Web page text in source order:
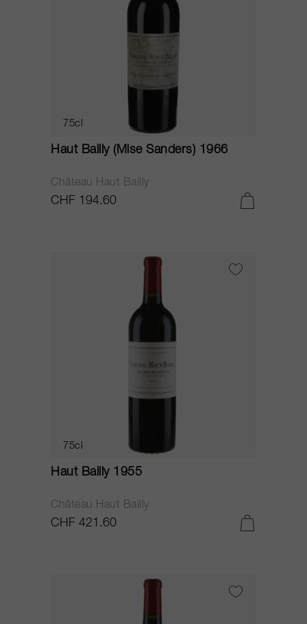
75cl
Haut Bailly (Mise Sanders) 1966
Château Haut Bailly
CHF 194.60
75cl
Haut Bailly 1955
Château Haut Bailly
CHF 421.60